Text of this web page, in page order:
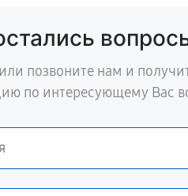
позвоните нам и
по интересующему Вас